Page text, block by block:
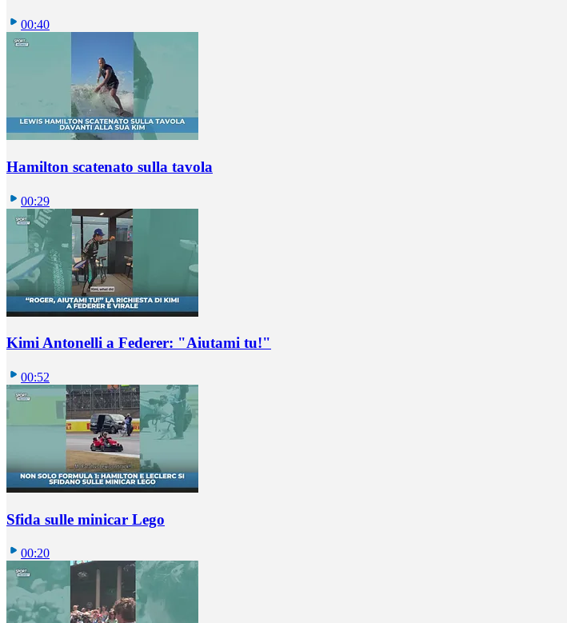
00:40
Hamilton scatenato sulla tavola
00:29
Kimi Antonelli a Federer: "Aiutami tu!"
00:52
Sfida sulle minicar Lego
00:20